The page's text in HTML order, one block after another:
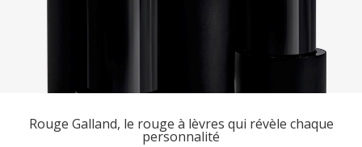
Rouge Galland, le rouge à lèvres qui révèle chaque
personnalité